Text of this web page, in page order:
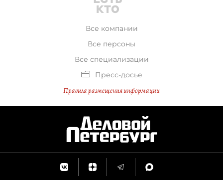
Все компании
Все персоны
Все специализации
Пресс-досье
Правила размещения информации